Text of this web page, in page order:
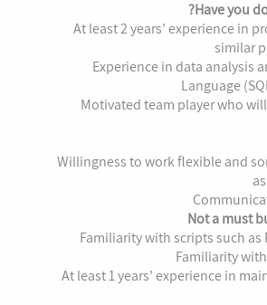
Have you
At least 2 years’ experience in
similar
Experience in data analysis
Language
Motivated team player who
Willingness to work flexible and
Not a must
Familiarity with scripts such
Familiarity
At least 1 years’ experience in